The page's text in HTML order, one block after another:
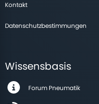
Kontakt
Datenschutzbestimmungen
Wissensbasis
Forum Pneumatik